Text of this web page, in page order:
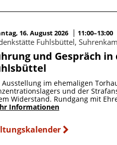
2025 erschienen
der Aktivitäten der Stiftung
an die Opfer der NS-
Lernorten wird im
16. August 2026 11:00–13:00
Fuhlsbüttel,
und Gespräch
Ausstellung im ehemaligen
und der
Widerstand. Rundgang mit
Informationen